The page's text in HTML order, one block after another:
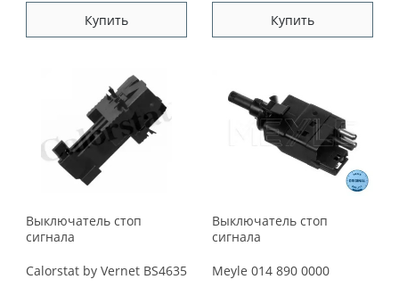
Купить Купить
Выключатель стоп
сигнала
Calorstat by Vernet BS4635
Выключатель стоп
сигнала
Meyle 014 890 0000